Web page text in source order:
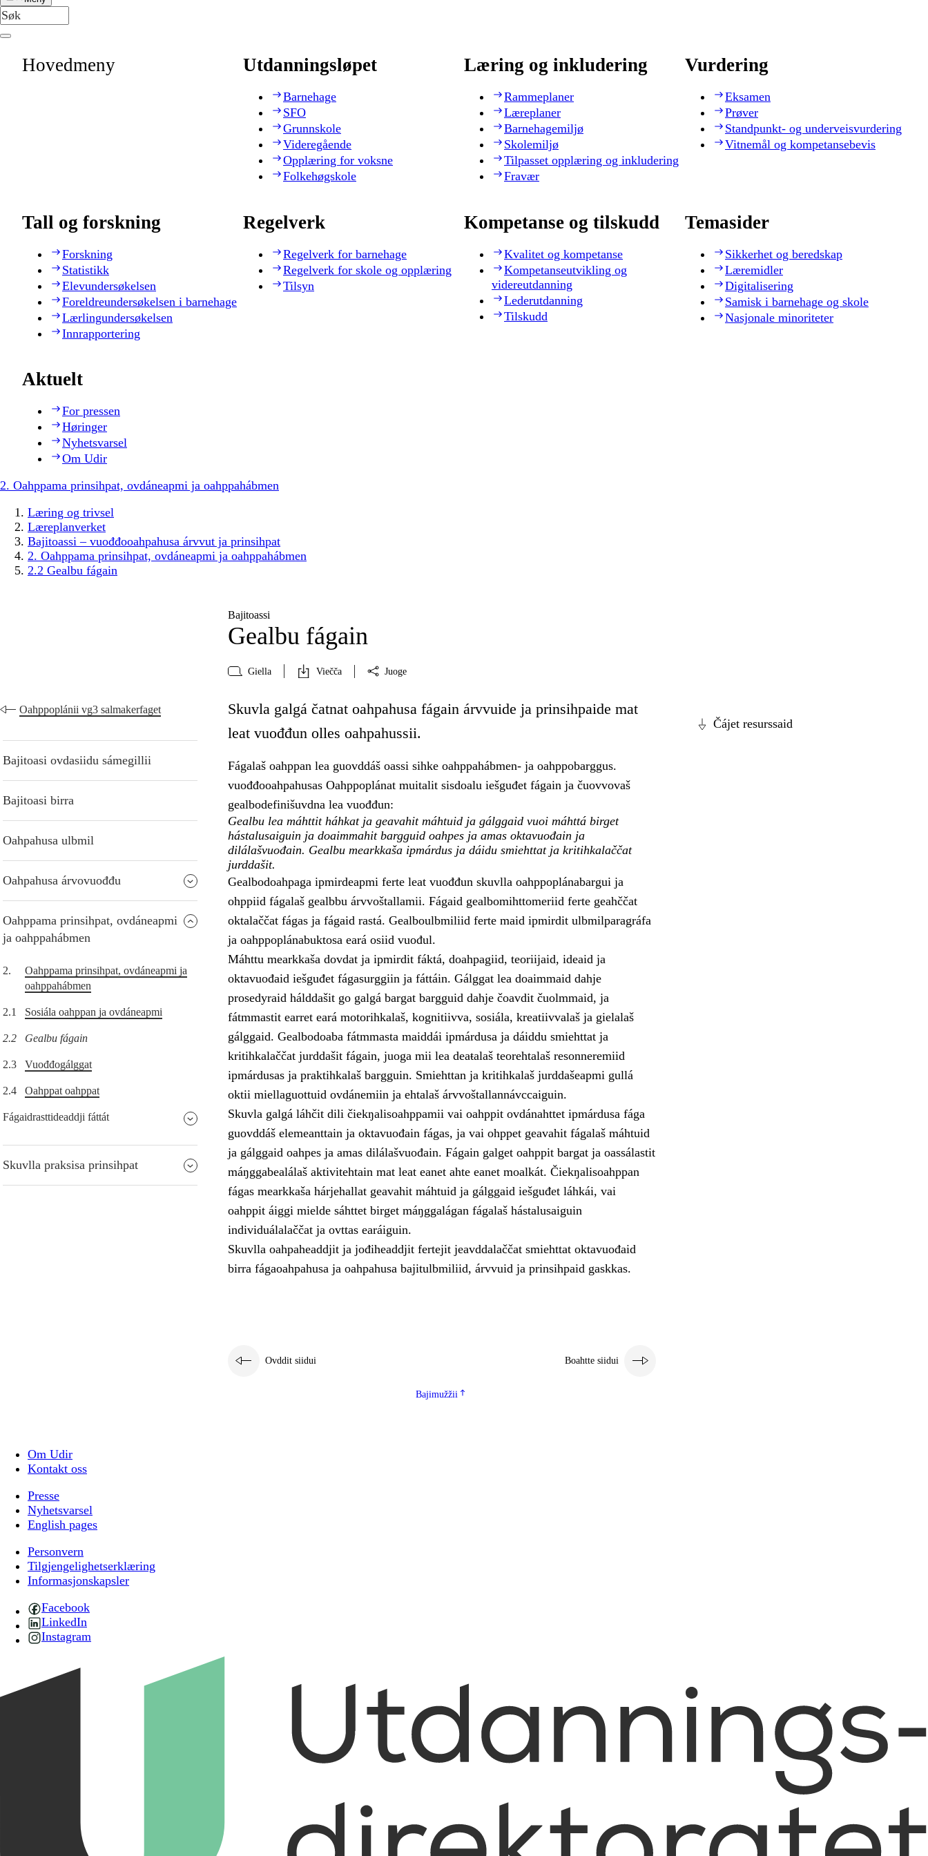
Hovedmeny Utdanningsløpet
Barnehage
SFO
Grunnskole
Videregående
Opplæring for voksne
Folkehøgskole
Læring og inkludering
Rammeplaner
Læreplaner
Barnehagemiljø
Skolemiljø
Tilpasset opplæring og inkludering
Fravær
Vurdering
Eksamen
Prøver
Standpunkt- og underveisvurdering
Vitnemål og kompetansebevis
Tall og forskning
Forskning
Statistikk
Elevundersøkelsen
Foreldreundersøkelsen i barnehage
Lærlingundersøkelsen
Innrapportering
Regelverk
Regelverk for barnehage
Regelverk for skole og opplæring
Tilsyn
Kompetanse og tilskudd
Kvalitet og kompetanse
Kompetanseutvikling og
videreutdanning
Lederutdanning
Tilskudd
Temasider
Sikkerhet og beredskap
Læremidler
Digitalisering
Samisk i barnehage og skole
Nasjonale minoriteter
Aktuelt
For pressen
Høringer
Nyhetsvarsel
Om Udir
2. Oahppama prinsihpat, ovdáneapmi ja oahppahábmen
Læring og trivsel
Læreplanverket
Bajitoassi – vuođđooahpahusa árvvut ja prinsihpat
2. Oahppama prinsihpat, ovdáneapmi ja oahppahábmen
2.2 Gealbu fágain
Bajitoassi
Gealbu fágain
Giella Viečča Juoge
Oahppoplánii vg3 salmakerfaget
Bajitoasi ovdasiidu sámegillii
Bajitoasi birra
Oahpahusa ulbmil
Oahpahusa árvovuođđu
Oahppama prinsihpat, ovdáneapmi
ja oahppahábmen
2.
Oahppama prinsihpat, ovdáneapmi ja
oahppahábmen
2.1 Sosiála oahppan ja ovdáneapmi
2.2 Gealbu fágain
2.3 Vuođđogálggat
2.4 Oahppat oahppat
Fágaidrasttideaddji fáttát
Skuvlla praksisa prinsihpat
Čájet resurssaid
Skuvla galgá čatnat oahpahusa fágain árvvuide ja prinsihpaide mat
leat vuođđun olles oahpahussii.
Fágalaš oahppan lea guovddáš oassi sihke oahppahábmen- ja oahppobarggus.
vuođđooahpahusas Oahppoplánat muitalit sisdoalu iešguđet fágain ja čuovvovaš
gealbodefinišuvdna lea vuođđun:
Gealbu lea máhttit háhkat ja geavahit máhtuid ja gálggaid vuoi máhttá birget
hástalusaiguin ja doaimmahit bargguid oahpes ja amas oktavuođain ja
dilálašvuođain. Gealbu mearkkaša ipmárdus ja dáidu smiehttat ja kritihkalaččat
jurddašit.
Gealbodoahpaga ipmirdeapmi ferte leat vuođđun skuvlla oahppoplánabargui ja
ohppiid fágalaš gealbbu árvvoštallamii. Fágaid gealbomihttomeriid ferte geahččat
oktalaččat fágas ja fágaid rastá. Gealboulbmiliid ferte maid ipmirdit ulbmilparagráfa
ja oahppoplánabuktosa eará osiid vuođul.
Máhttu mearkkaša dovdat ja ipmirdit fáktá, doahpagiid, teoriijaid, ideaid ja
oktavuođaid iešguđet fágasurggiin ja fáttáin. Gálggat lea doaimmaid dahje
prosedyraid hálddašit go galgá bargat bargguid dahje čoavdit čuolmmaid, ja
fátmmastit earret eará motorihkalaš, kognitiivva, sosiála, kreatiivvalaš ja gielalaš
gálggaid. Gealbodoaba fátmmasta maiddái ipmárdusa ja dáiddu smiehttat ja
kritihkalaččat jurddašit fágain, juoga mii lea deaŧalaš teorehtalaš resonneremiid
ipmárdusas ja praktihkalaš bargguin. Smiehttan ja kritihkalaš jurddašeapmi gullá
oktii miellaguottuid ovdánemiin ja ehtalaš árvvoštallannávccaiguin.
Skuvla galgá láhčit dili čiekŋalisoahppamii vai oahppit ovdánahttet ipmárdusa fága
guovddáš elemeanttain ja oktavuođain fágas, ja vai ohppet geavahit fágalaš máhtuid
ja gálggaid oahpes ja amas dilálašvuođain. Fágain galget oahppit bargat ja oassálastit
máŋggabealálaš aktivitehtain mat leat eanet ahte eanet moalkát. Čiekŋalisoahppan
fágas mearkkaša hárjehallat geavahit máhtuid ja gálggaid iešguđet láhkái, vai
oahppit áiggi mielde sáhttet birget máŋggalágan fágalaš hástalusaiguin
individuálalaččat ja ovttas earáiguin.
Skuvlla oahpaheaddjit ja jođiheaddjit fertejit jeavddalaččat smiehttat oktavuođaid
birra fágaoahpahusa ja oahpahusa bajitulbmiliid, árvvuid ja prinsihpaid gaskkas.
Ovddit siidui Boahtte siidui
Bajimužžii
Om Udir
Kontakt oss
Presse
Nyhetsvarsel
English pages
Personvern
Tilgjengelighetserklæring
Informasjonskapsler
Facebook
LinkedIn
Instagram